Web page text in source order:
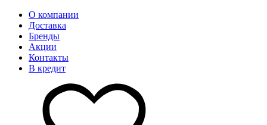
О компании
Доставка
Бренды
Акции
Контакты
В кредит